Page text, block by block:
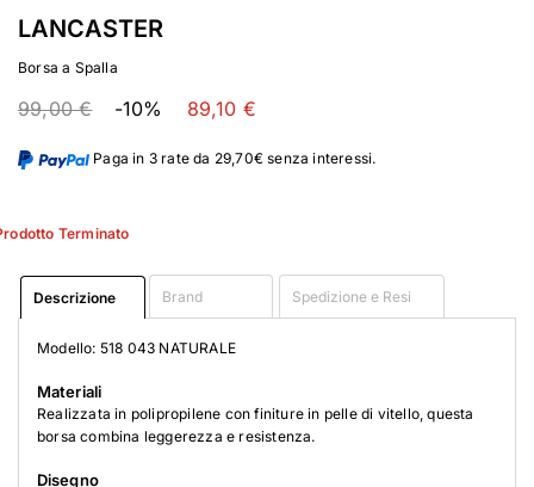
LANCASTER
Borsa a Spalla
99,00 € -10% 89,10 €
Paga in 3 rate da 29,70€ senza interessi.
Terminato
Descrizione Brand Spedizione e Resi
Modello: 518 043 NATURALE
Materiali
Realizzata in polipropilene con finiture in pelle di vitello, questa
borsa combina leggerezza e resistenza.
Disegno